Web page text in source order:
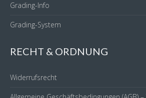
Grading-Info
Grading-System
RECHT & ORDNUNG
Widerrufsrecht